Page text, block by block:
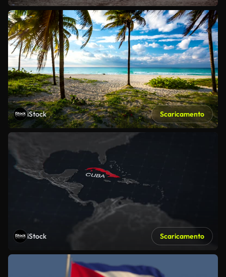
iStock Scaricamento
iStock Scaricamento